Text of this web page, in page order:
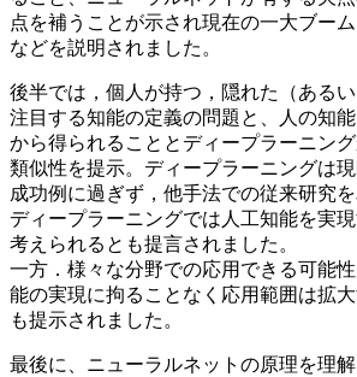
点を補うことが示され現在の一大ブー
などを説明されました。
後半では，個人が持つ，隠れた（ある
注目する知能の定義の問題と、人の知
から得られることとディープラーニン
類似性を提示。ディープラーニングは
成功例に過ぎず，他手法での従来研究
ディープラーニングでは人工知能を実
考えられるとも提言されました。
一方．様々な分野での応用できる可能
能の実現に拘ることなく応用範囲は拡
も提示されました。
最後に、ニューラルネットの原理を理